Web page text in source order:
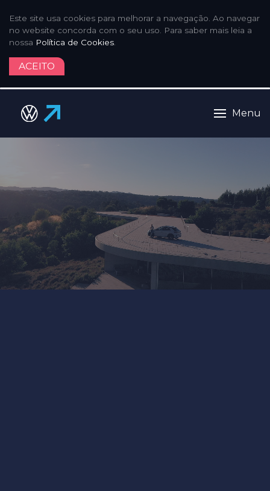
Este site usa cookies para melhorar a navegação. Ao navegar
no website concorda com o seu uso. Para saber mais leia a
nossa Política de Cookies
ACEITO
Menu